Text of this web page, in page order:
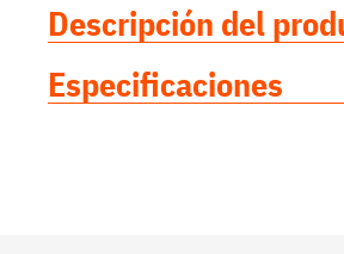
Descripción del
Especificaciones